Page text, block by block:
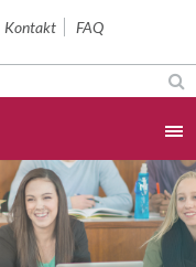
Kontakt FAQ